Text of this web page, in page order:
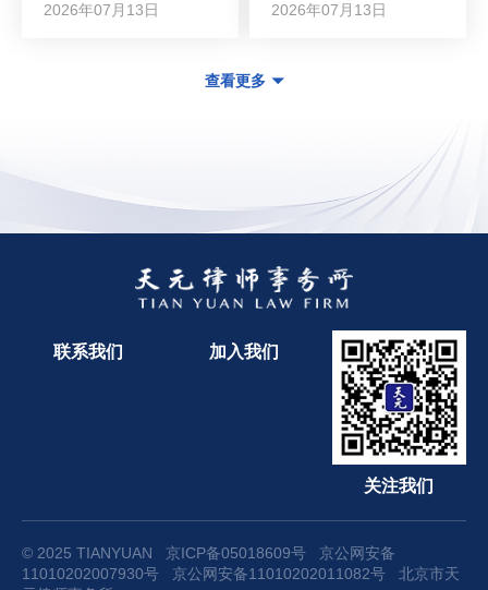
2026年07月13日 2026年07月13日
查看更多
联系我们 加入我们
关注我们
© 2025 TIANYUAN 京ICP备05018609号
京公网安备
11010202007930号
京公网安备11010202011082号 北京市天